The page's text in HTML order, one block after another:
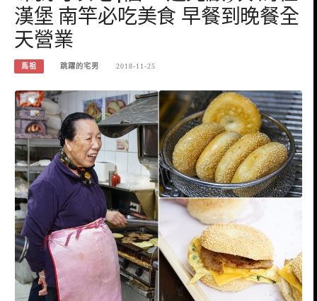
漢堡 南竿必吃美食 早餐到晚餐全
天營業
馬祖 跳躍的宅男 2018-11-25